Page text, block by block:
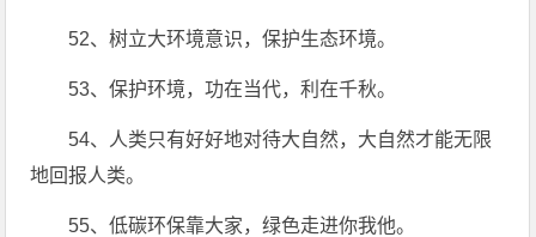
52、树立大环境意识，保护生态环境。
53、保护环境，功在当代，利在千秋。
54、人类只有好好地对待大自然，大自然才能无限
地回报人类。
55、低碳环保靠大家，绿色走进你我他。